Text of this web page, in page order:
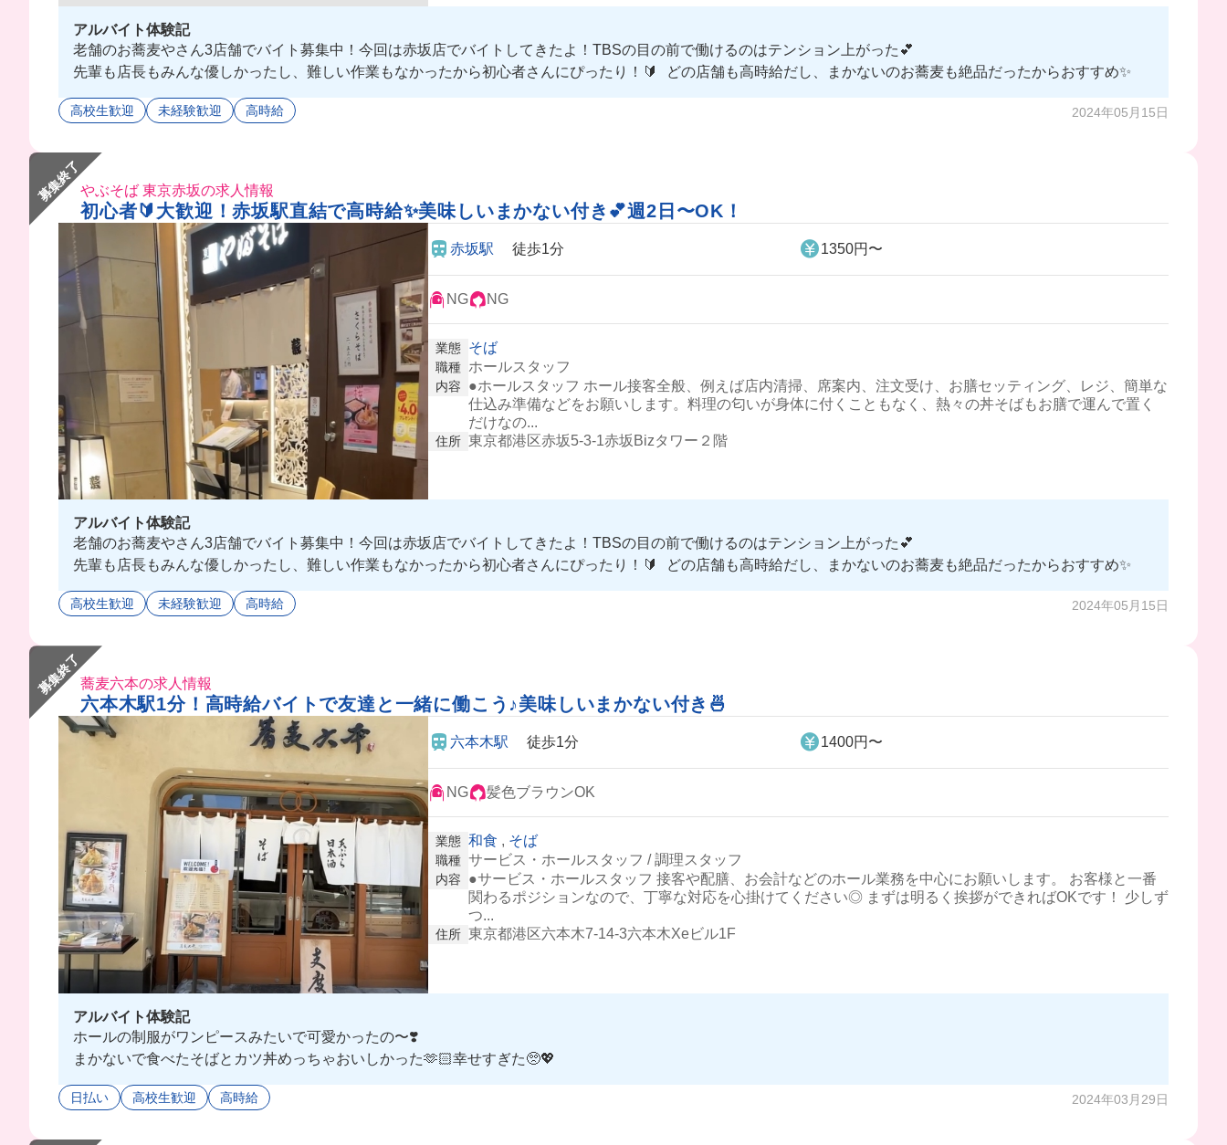
アルバイト体験記
老舗のお蕎麦やさん3店舗でバイト募集中！今回は赤坂店でバイトしてきたよ！TBSの目の前で働けるのはテンション上がった💕
先輩も店長もみんな優しかったし、難しい作業もなかったから初心者さんにぴったり！🔰 どの店舗も高時給だし、まかないのお蕎麦も絶品だったからおすすめ✨
高校生歓迎 未経験歓迎 高時給 2024年05月15日
募集終了やぶそば 東京赤坂の求人情報
初心者🔰大歓迎！赤坂駅直結で高時給✨美味しいまかない付き💕週2日〜OK！
赤坂駅 徒歩1分 1350円〜
NG NG
業態 そば
職種 ホールスタッフ
内容
●ホールスタッフ ホール接客全般、例えば店内清掃、席案内、注文受け、お膳セッティング、レジ、簡単な
仕込み準備などをお願いします。料理の匂いが身体に付くこともなく、熱々の丼そばもお膳で運んで置く
だけなの...
住所 東京都港区赤坂5-3-1赤坂Bizタワー２階
アルバイト体験記
老舗のお蕎麦やさん3店舗でバイト募集中！今回は赤坂店でバイトしてきたよ！TBSの目の前で働けるのはテンション上がった💕
先輩も店長もみんな優しかったし、難しい作業もなかったから初心者さんにぴったり！🔰 どの店舗も高時給だし、まかないのお蕎麦も絶品だったからおすすめ✨
高校生歓迎 未経験歓迎 高時給 2024年05月15日
募集終了蕎麦六本の求人情報
六本木駅1分！高時給バイトで友達と一緒に働こう♪美味しいまかない付き🍜
六本木駅 徒歩1分 1400円〜
NG 髪色ブラウンOK
業態 和食 , そば
職種 サービス・ホールスタッフ / 調理スタッフ
内容
●サービス・ホールスタッフ 接客や配膳、お会計などのホール業務を中心にお願いします。 お客様と一番
関わるポジションなので、丁寧な対応を心掛けてください◎ まずは明るく挨拶ができればOKです！ 少しず
つ...
住所 東京都港区六本木7-14-3六本木Xeビル1F
アルバイト体験記
ホールの制服がワンピースみたいで可愛かったの〜❣️
まかないで食べたそばとカツ丼めっちゃおいしかった🫶🏻幸せすぎた🥺💖
日払い 高校生歓迎 高時給 2024年03月29日